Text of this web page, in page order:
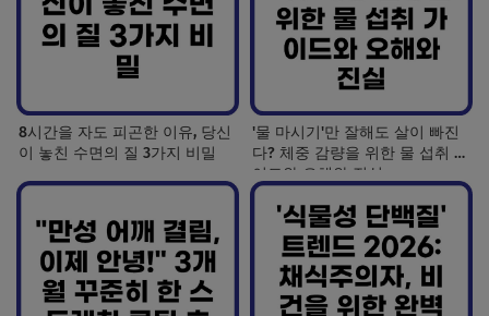
8시간을 자도 피곤한 이유, 당신
이 놓친 수면의 질 3가지 비밀
'물 마시기'만 잘해도 살이 빠진
다? 체중 감량을 위한 물 섭취 가
이드와 오해와 진실